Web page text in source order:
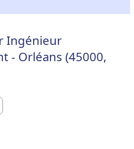
Ingénieur
- Orléans (45000,